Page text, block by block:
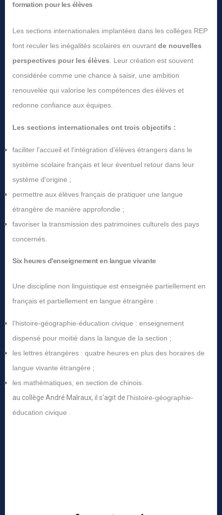
formation pour les élèves
Les sections internationales implantées dans les collèges REP
font reculer les inégalités scolaires en ouvrant de nouvelles
perspectives pour les élèves . Leur création est souvent
considérée comme une chance à saisir, une ambition
renouvelée qui valorise les compétences des élèves et
redonne confiance aux équipes.
Les sections internationales ont trois objectifs :
faciliter l'accueil et l'intégration d'élèves étrangers dans le
système scolaire français et leur éventuel retour dans leur
système d'origine ;
permettre aux élèves français de pratiquer une langue
étrangère de manière approfondie ;
favoriser la transmission des patrimoines culturels des pays
concernés.
Six heures d'enseignement en langue vivante
Une discipline non linguistique est enseignée partiellement en
français et partiellement en langue étrangère :
l'histoire-géographie-éducation civique : enseignement
dispensé pour moitié dans la langue de la section ;
les lettres étrangères : quatre heures en plus des horaires de
langue vivante étrangère ;
les mathématiques, en section de chinois.
au collège André Malraux, il s'agit de l'histoire-géographie-
éducation civique